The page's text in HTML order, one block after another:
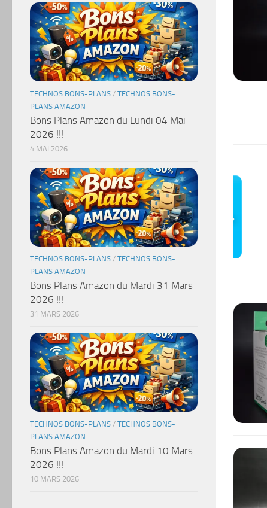
TECHNOS BONS-PLANS / TECHNOS BONS-
PLANS AMAZON
Bons Plans Amazon du Lundi 04 Mai
2026 !!!
4 MAI 2026
TECHNOS BONS-PLANS / TECHNOS BONS-
PLANS AMAZON
Bons Plans Amazon du Mardi 31 Mars
2026 !!!
31 MARS 2026
TECHNOS BONS-PLANS / TECHNOS BONS-
PLANS AMAZON
Bons Plans Amazon du Mardi 10 Mars
2026 !!!
10 MARS 2026